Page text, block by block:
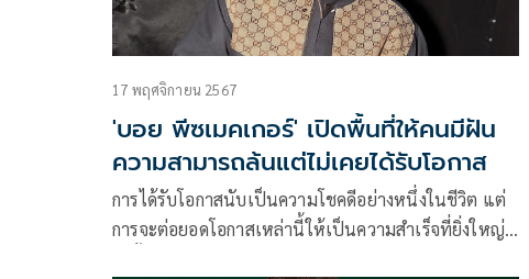
17 พฤศจิกายน 2567
'บอย พีซเมคเกอร์' เปิดพื้นที่ให้คนมีฝัน
ความสามารถล้นแต่ไม่เคยได้รับโอกาส
การได้รับโอกาสนับเป็นความโชคดีอย่างหนึ่งในชีวิต แต่
การจะต่อยอดโอกาสเหล่านี้ให้เป็นความสำเร็จที่ยิ่งใหญ่